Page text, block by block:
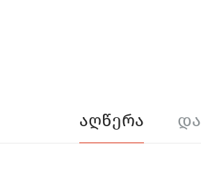
Აღწერა